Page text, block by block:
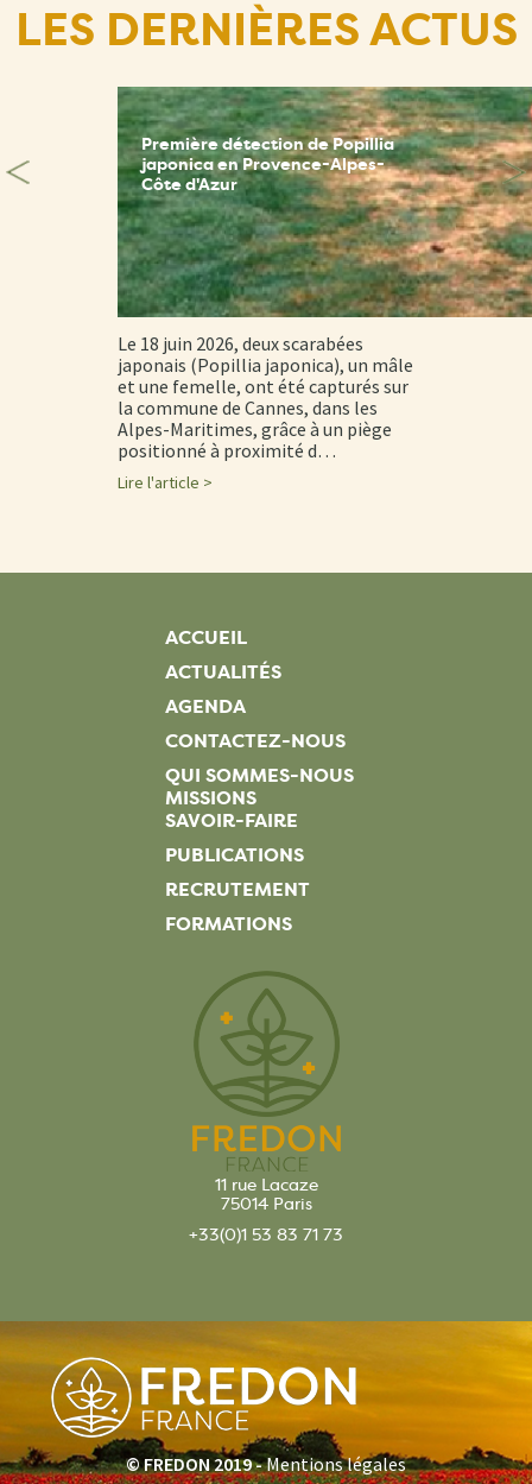
LES DERNIÈRES ACTUS
Première détection de Popillia
japonica en Provence-Alpes-
Côte d'Azur
Le 18 juin 2026, deux scarabées
japonais (Popillia japonica), un mâle
et une femelle, ont été capturés sur
la commune de Cannes, dans les
Alpes-Maritimes, grâce à un piège
positionné à proximité d…
Lire l'article >
ACCUEIL
ACTUALITÉS
AGENDA
CONTACTEZ-NOUS
QUI SOMMES-NOUS
MISSIONS
SAVOIR-FAIRE
PUBLICATIONS
RECRUTEMENT
FORMATIONS
11 rue Lacaze
75014 Paris
+33(0)1 53 83 71 73
© FREDON 2019 -Mentions légales